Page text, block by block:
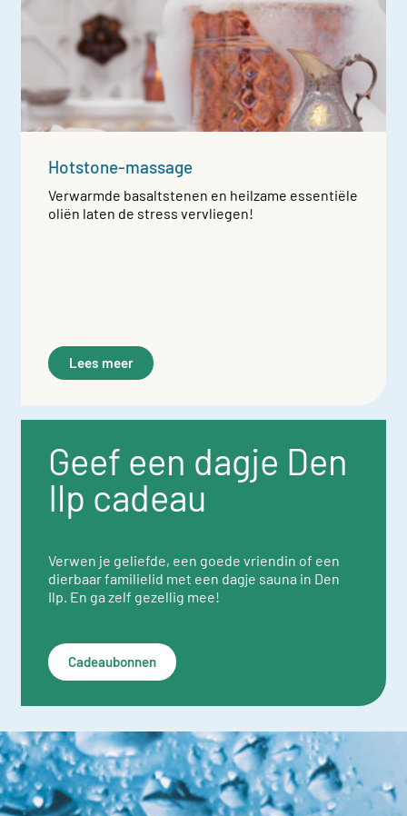
Hotstone-massage
Verwarmde basaltstenen en heilzame essentiële
oliën laten de stress vervliegen!
Lees meer
Geef een dagje Den
Ilp cadeau
Verwen je geliefde, een goede vriendin of een
dierbaar familielid met een dagje sauna in Den
Ilp. En ga zelf gezellig mee!
Cadeaubonnen